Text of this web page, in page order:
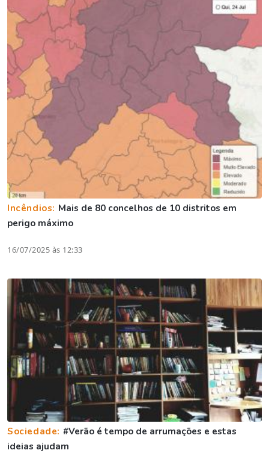
Incêndios: Mais de 80 concelhos de 10 distritos em
perigo máximo
16/07/2025 às 12:33
Sociedade: #Verão é tempo de arrumações e estas
ideias ajudam